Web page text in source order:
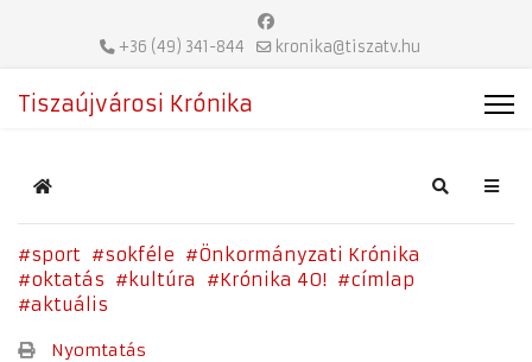
+36 (49) 341-844 kronika@tiszatv.hu
Tiszaújvárosi Krónika
Home Search
sport sokféle
Önkormányzati Krónika
oktatás
kultúra Krónika 40!
címlap
aktuális
Nyomtatás